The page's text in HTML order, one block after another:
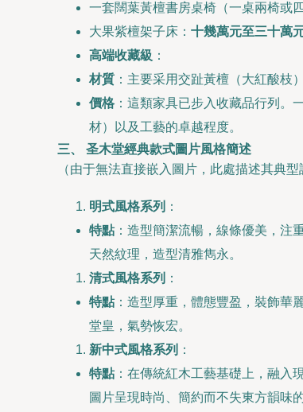
一套闊葉黃檀書房桌椅（一桌兩椅或
大果紫檀架子床： 十幾萬元至三十萬
高端收藏級 ：
材質 ：主要采用交趾黃檀（大紅酸枝
價格 ：這類家具已步入收藏品行列。
材）以及工藝的卓越程度。
三、 圣木堂經典款式圖片風格簡述
（由于無法直接嵌入圖片，此處描述其典
明式風格系列 ：
特點：造型簡潔流暢，線條優美，注
天然紋理，造型清雅雋永。
清式風格系列 ：
特點：造型厚重，體態豐盈，裝飾華
堂皇，氣勢恢宏。
新中式風格系列 ：
特點：在傳統紅木工藝基礎上，融入
圖片呈現時尚、簡約而不失東方韻味的